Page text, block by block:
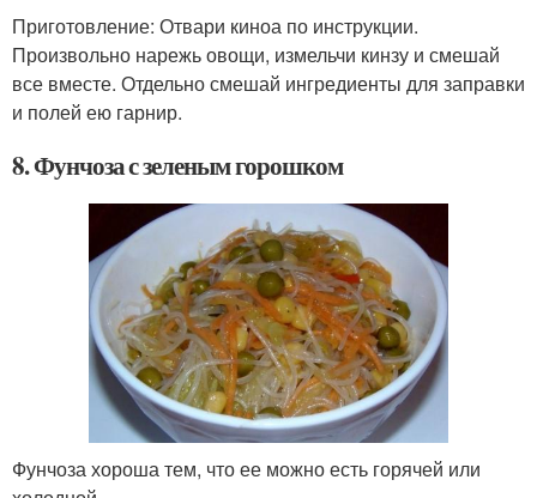
Приготовление: Отвари киноа по инструкции.
Произвольно нарежь овощи, измельчи кинзу и смешай
все вместе. Отдельно смешай ингредиенты для заправки
и полей ею гарнир.
8. Фунчоза с зеленым горошком
Фунчоза хороша тем, что ее можно есть горячей или